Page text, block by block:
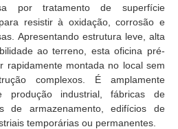
por tratamento de superfície
resistir à oxidação, corrosão e
Apresentando estrutura leve, alta
ao terreno, esta oficina pré-
rapidamente montada no local sem
complexos. É amplamente
produção industrial, fábricas de
de armazenamento, edifícios de
temporárias ou permanentes.